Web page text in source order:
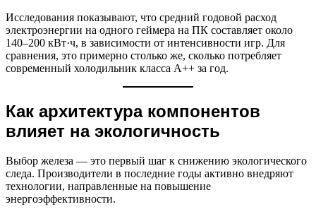
Исследования показывают, что средний годовой расход
электроэнергии на одного геймера на ПК составляет около
140–200 кВт·ч, в зависимости от интенсивности игр. Для
сравнения, это примерно столько же, сколько потребляет
современный холодильник класса А++ за год.
Как архитектура компонентов
влияет на экологичность
Выбор железа — это первый шаг к снижению экологического
следа. Производители в последние годы активно внедряют
технологии, направленные на повышение
энергоэффективности.